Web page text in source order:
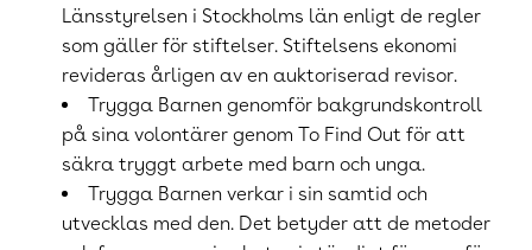
Länsstyrelsen i Stockholms län enligt de regler
som gäller för stiftelser. Stiftelsens ekonomi
revideras årligen av en auktoriserad revisor.
Trygga Barnen genomför bakgrundskontroll
på sina volontärer genom To Find Out för att
säkra tryggt arbete med barn och unga.
Trygga Barnen verkar i sin samtid och
utvecklas med den. Det betyder att de metoder